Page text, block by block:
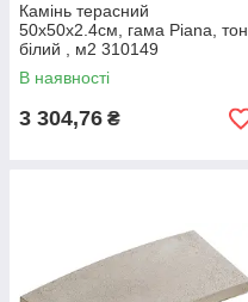
Камінь терасний
50х50х2.4см, гама Piana, тон
білий , м2 310149
В наявності
3 304,76 ₴